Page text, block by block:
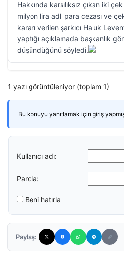
Hakkında karşılıksız çıkan iki
milyon lira adli para cezası ve
kararı verilen şarkıcı Haluk
yaptığı açıklamada başkanlık
düşündüğünü söyledi.
1 yazı görüntüleniyor (toplam 1)
Bu konuyu yanıtlamak için giriş yapmış
Kullanıcı adı:
Parola:
Beni hatırla
Paylaş: